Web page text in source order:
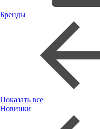
Бренды
Показать все
Новинки